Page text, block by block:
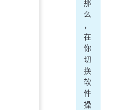
那
么
，
在
你
切
换
软
件
操